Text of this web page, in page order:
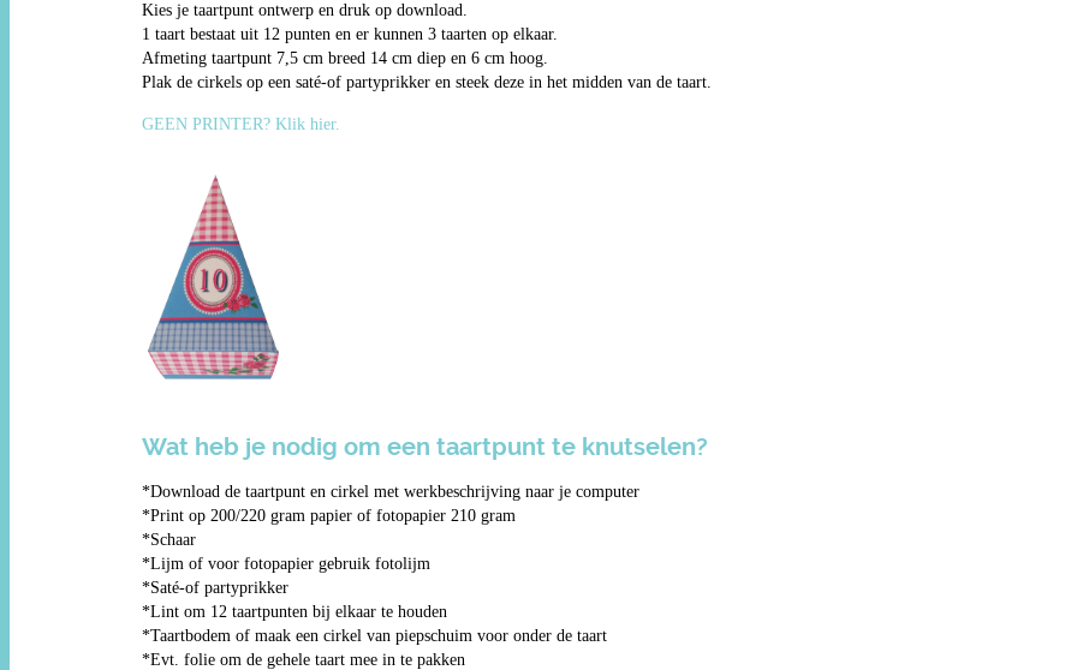
Kies je taartpunt ontwerp en druk op download.
1 taart bestaat uit 12 punten en er kunnen 3 taarten op elkaar.
Afmeting taartpunt 7,5 cm breed 14 cm diep en 6 cm hoog.
Plak de cirkels op een saté-of partyprikker en steek deze in het midden van de taart.
GEEN PRINTER? Klik hier.
Wat heb je nodig om een taartpunt te knutselen?
*Download de taartpunt en cirkel met werkbeschrijving naar je computer
*Print op 200/220 gram papier of fotopapier 210 gram
*Schaar
*Lijm of voor fotopapier gebruik fotolijm
*Saté-of partyprikker
*Lint om 12 taartpunten bij elkaar te houden
*Taartbodem of maak een cirkel van piepschuim voor onder de taart
*Evt. folie om de gehele taart mee in te pakken